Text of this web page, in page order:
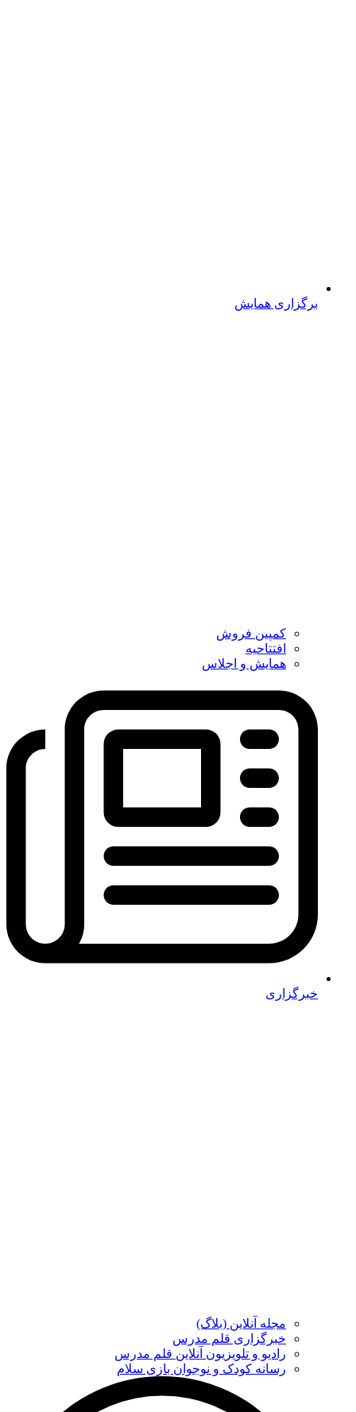
برگزاری همایش
کمپین فروش
افتتاحیه
همایش و اجلاس
خبرگزاری
مجله آنلاین (بلاگ)
خبرگزاری قلم مدرس
رادیو و تلویزیون آنلاین قلم مدرس
رسانه کودک و نوجوان بازی سلام